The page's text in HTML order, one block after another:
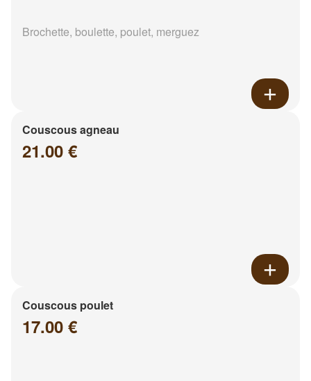
Brochette, boulette, poulet, merguez
Couscous agneau
21.00 €
Couscous poulet
17.00 €